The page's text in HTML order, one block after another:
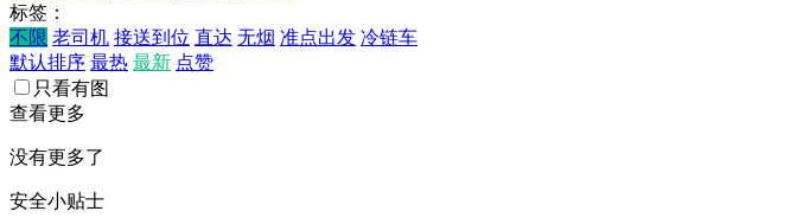
标签：
不限 老司机 接送到位 直达 无烟 准点出发 冷链车
默认排序 最热 最新 点赞
只看有图
查看更多
没有更多了
安全小贴士